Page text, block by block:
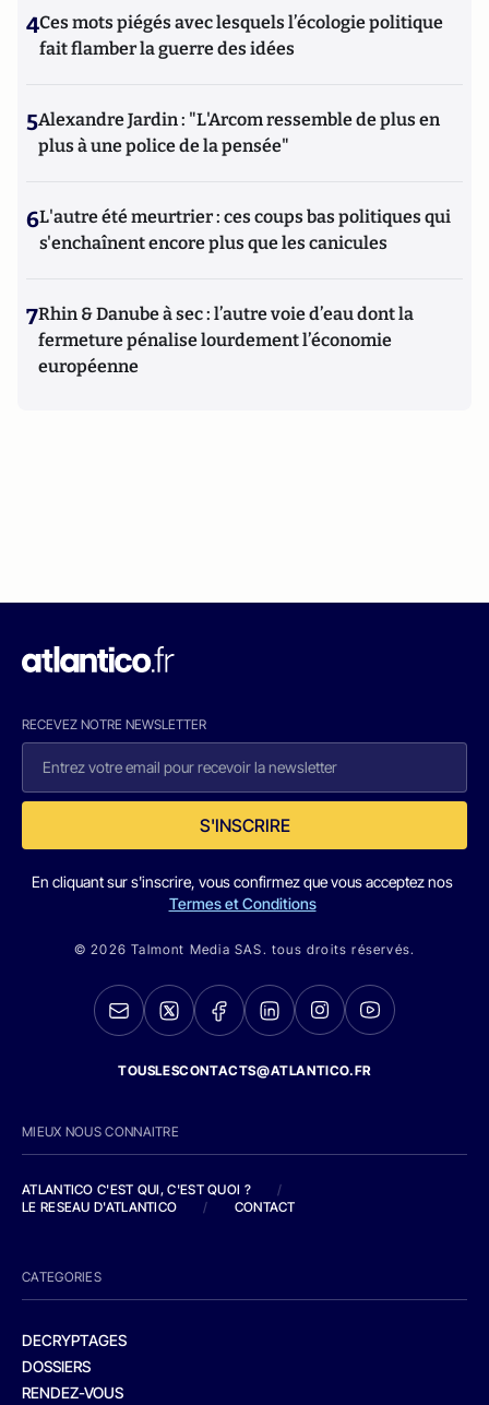
4Ces mots piégés avec lesquels l’écologie politique
fait flamber la guerre des idées
5Alexandre Jardin : "L'Arcom ressemble de plus en
plus à une police de la pensée"
6L'autre été meurtrier : ces coups bas politiques qui
s'enchaînent encore plus que les canicules
7Rhin & Danube à sec : l’autre voie d’eau dont la
fermeture pénalise lourdement l’économie
européenne
RECEVEZ NOTRE NEWSLETTER
S'INSCRIRE
En cliquant sur s'inscrire, vous confirmez que vous acceptez nos
Termes et Conditions
© 2026 Talmont Media SAS. tous droits réservés.
TOUSLESCONTACTS@ATLANTICO.FR
MIEUX NOUS CONNAITRE
ATLANTICO C'EST QUI, C'EST QUOI ?
/
LE RESEAU D'ATLANTICO
/ CONTACT
CATEGORIES
DECRYPTAGES
DOSSIERS
RENDEZ-VOUS